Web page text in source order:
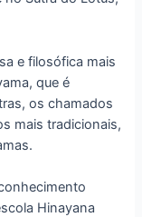
e filosófica mais
que é
os chamados
mais tradicionais,
Hinayana